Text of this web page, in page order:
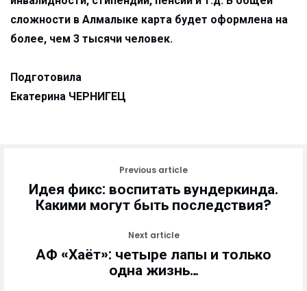
сложности в Алмалыке карта будет оформлена на
более, чем 3 тысячи человек.
Подготовила
Екатерина ЧЕРНИГЕЦ
Previous article
Идея фикс: воспитать вундеркинда.
Какими могут быть последствия?
Next article
АФ «Хаёт»: четыре лапы и только
одна жизнь…